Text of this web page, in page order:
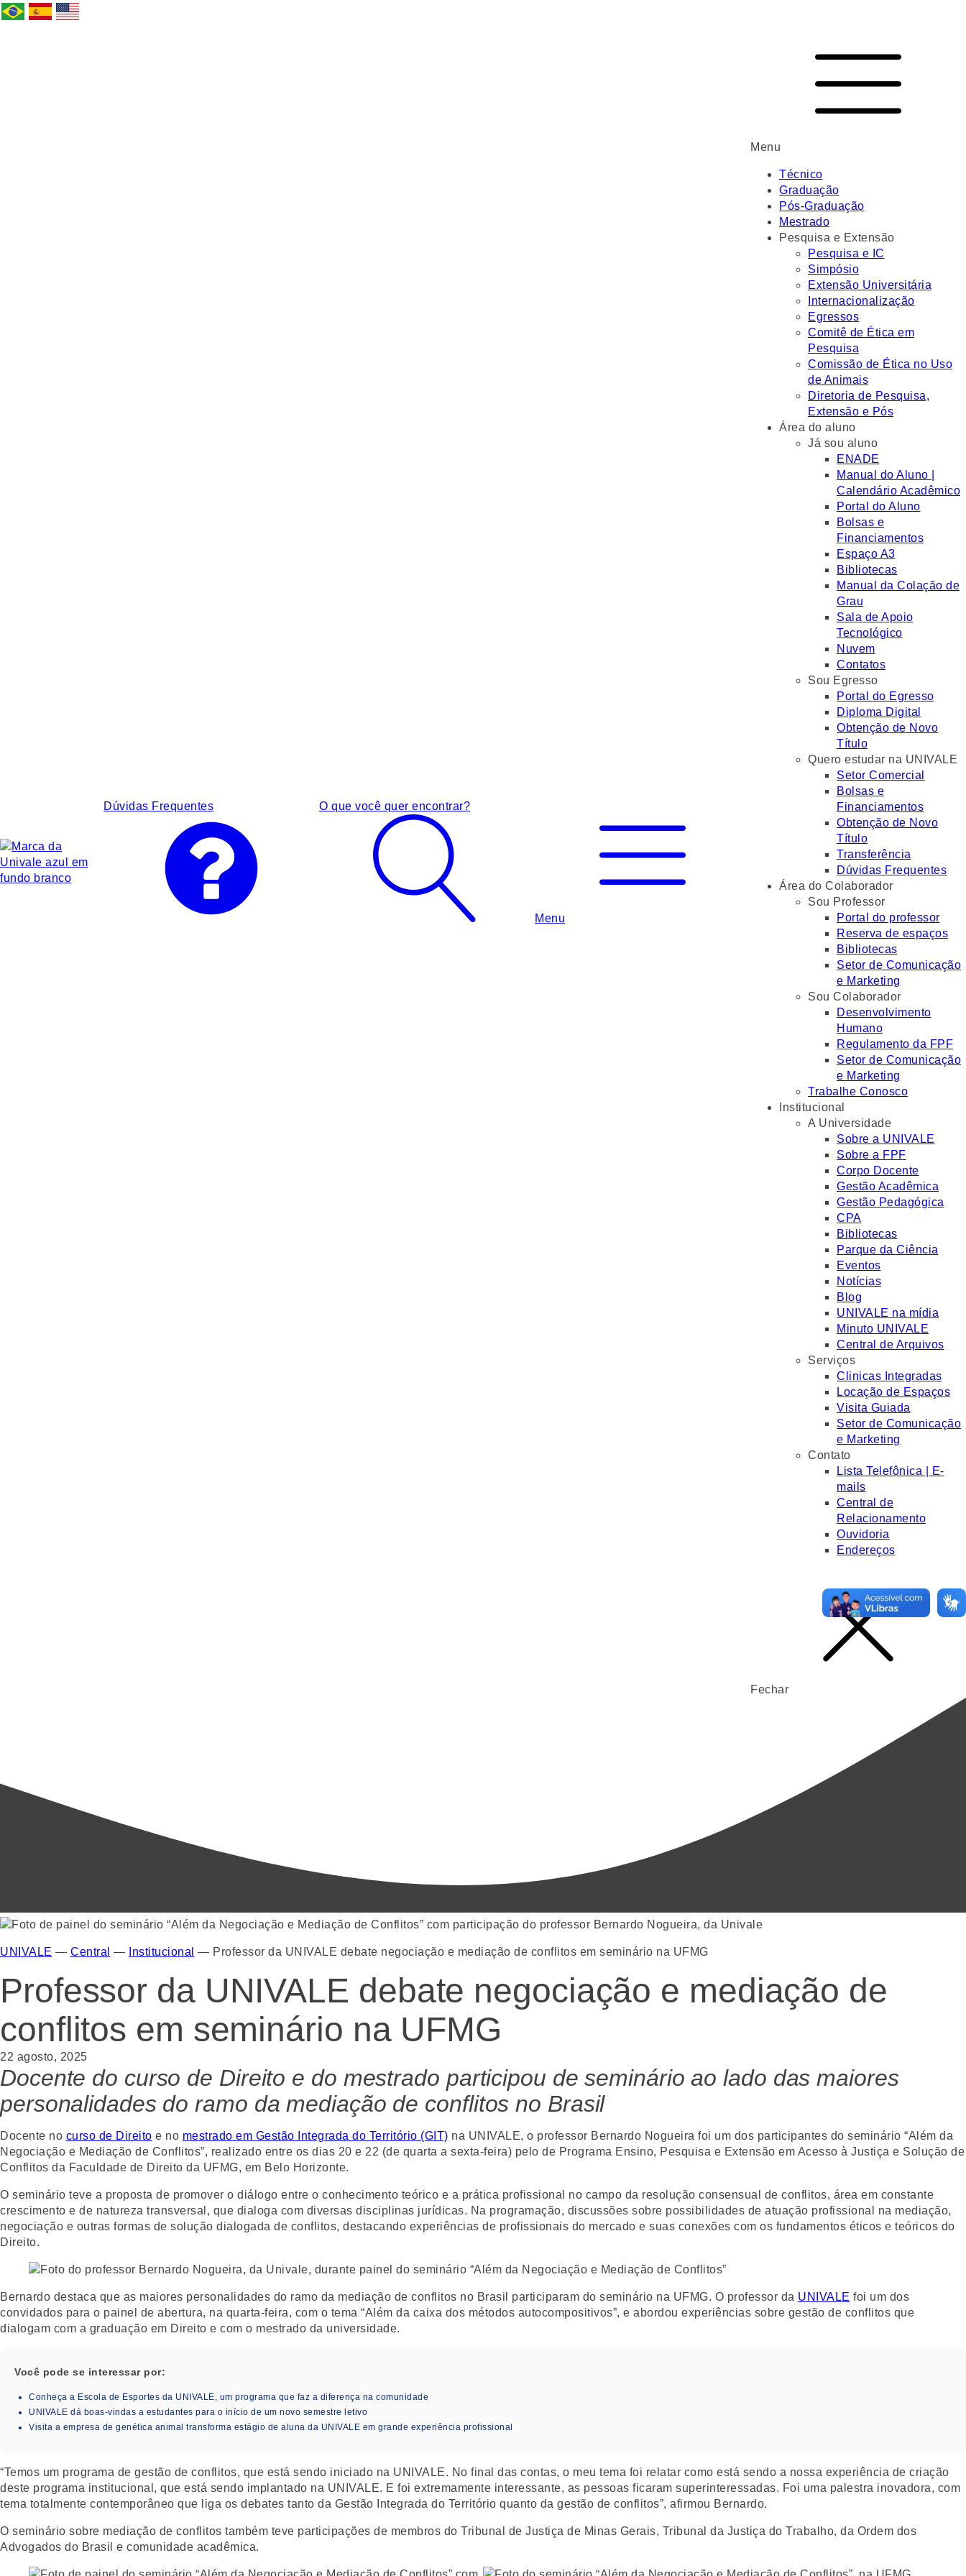
Dúvidas Frequentes O que você quer encontrar?
Menu
Menu
Técnico
Graduação
Pós-Graduação
Mestrado
Pesquisa e Extensão
Pesquisa e IC
Simpósio
Extensão Universitária
Internacionalização
Egressos
Comitê de Ética em
Pesquisa
Comissão de Ética no Uso
de Animais
Diretoria de Pesquisa,
Extensão e Pós
Área do aluno
Já sou aluno
ENADE
Manual do Aluno |
Calendário Acadêmico
Portal do Aluno
Bolsas e
Financiamentos
Espaço A3
Bibliotecas
Manual da Colação de
Grau
Sala de Apoio
Tecnológico
Nuvem
Contatos
Sou Egresso
Portal do Egresso
Diploma Digital
Obtenção de Novo
Título
Quero estudar na UNIVALE
Setor Comercial
Bolsas e
Financiamentos
Obtenção de Novo
Título
Transferência
Dúvidas Frequentes
Área do Colaborador
Sou Professor
Portal do professor
Reserva de espaços
Bibliotecas
Setor de Comunicação
e Marketing
Sou Colaborador
Desenvolvimento
Humano
Regulamento da FPF
Setor de Comunicação
e Marketing
Trabalhe Conosco
Institucional
A Universidade
Sobre a UNIVALE
Sobre a FPF
Corpo Docente
Gestão Acadêmica
Gestão Pedagógica
CPA
Bibliotecas
Parque da Ciência
Eventos
Notícias
Blog
UNIVALE na mídia
Minuto UNIVALE
Central de Arquivos
Serviços
Clinicas Integradas
Locação de Espaços
Visita Guiada
Setor de Comunicação
e Marketing
Contato
Lista Telefônica | E-
mails
Central de
Relacionamento
Ouvidoria
Endereços
Fechar
UNIVALE — Central — Institucional — Professor da UNIVALE debate negociação e mediação de conflitos em seminário na UFMG
Professor da UNIVALE debate negociação e mediação de
conflitos em seminário na UFMG
22 agosto, 2025
Docente do curso de Direito e do mestrado participou de seminário ao lado das maiores
personalidades do ramo da mediação de conflitos no Brasil
Docente no curso de Direito e no mestrado em Gestão Integrada do Território (GIT) na UNIVALE, o professor Bernardo Nogueira foi um dos participantes do seminário “Além da
Negociação e Mediação de Conflitos”, realizado entre os dias 20 e 22 (de quarta a sexta-feira) pelo de Programa Ensino, Pesquisa e Extensão em Acesso à Justiça e Solução de
Conflitos da Faculdade de Direito da UFMG, em Belo Horizonte.
O seminário teve a proposta de promover o diálogo entre o conhecimento teórico e a prática profissional no campo da resolução consensual de conflitos, área em constante
crescimento e de natureza transversal, que dialoga com diversas disciplinas jurídicas. Na programação, discussões sobre possibilidades de atuação profissional na mediação,
negociação e outras formas de solução dialogada de conflitos, destacando experiências de profissionais do mercado e suas conexões com os fundamentos éticos e teóricos do
Direito.
Bernardo destaca que as maiores personalidades do ramo da mediação de conflitos no Brasil participaram do seminário na UFMG. O professor da UNIVALE foi um dos
convidados para o painel de abertura, na quarta-feira, com o tema “Além da caixa dos métodos autocompositivos”, e abordou experiências sobre gestão de conflitos que
dialogam com a graduação em Direito e com o mestrado da universidade.
Você pode se interessar por:
Conheça a Escola de Esportes da UNIVALE, um programa que faz a diferença na comunidade
UNIVALE dá boas-vindas a estudantes para o início de um novo semestre letivo
Visita a empresa de genética animal transforma estágio de aluna da UNIVALE em grande experiência profissional
“Temos um programa de gestão de conflitos, que está sendo iniciado na UNIVALE. No final das contas, o meu tema foi relatar como está sendo a nossa experiência de criação
deste programa institucional, que está sendo implantado na UNIVALE. E foi extremamente interessante, as pessoas ficaram superinteressadas. Foi uma palestra inovadora, com
tema totalmente contemporâneo que liga os debates tanto da Gestão Integrada do Território quanto da gestão de conflitos”, afirmou Bernardo.
O seminário sobre mediação de conflitos também teve participações de membros do Tribunal de Justiça de Minas Gerais, Tribunal da Justiça do Trabalho, da Ordem dos
Advogados do Brasil e comunidade acadêmica.